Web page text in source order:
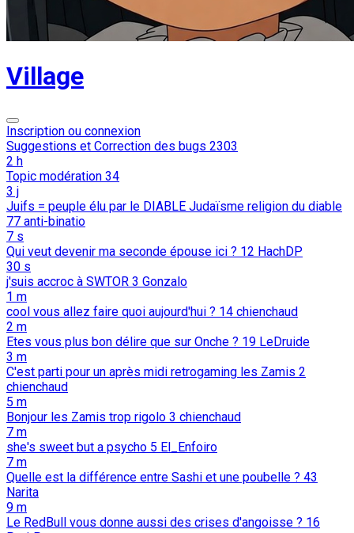
Village
Inscription ou connexion
Suggestions et Correction des bugs 2303
2 h
Topic modération 34
3 j
Juifs = peuple élu par le DIABLE Judaïsme religion du diable
77 anti-binatio
7 s
Qui veut devenir ma seconde épouse ici ? 12 HachDP
30 s
j'suis accroc à SWTOR 3 Gonzalo
1 m
cool vous allez faire quoi aujourd'hui ? 14 chienchaud
2 m
Etes vous plus bon délire que sur Onche ? 19 LeDruide
3 m
C'est parti pour un après midi retrogaming les Zamis 2
chienchaud
5 m
Bonjour les Zamis trop rigolo 3 chienchaud
7 m
she's sweet but a psycho 5 El_Enfoiro
7 m
Quelle est la différence entre Sashi et une poubelle ? 43
Narita
9 m
Le RedBull vous donne aussi des crises d'angoisse ? 16